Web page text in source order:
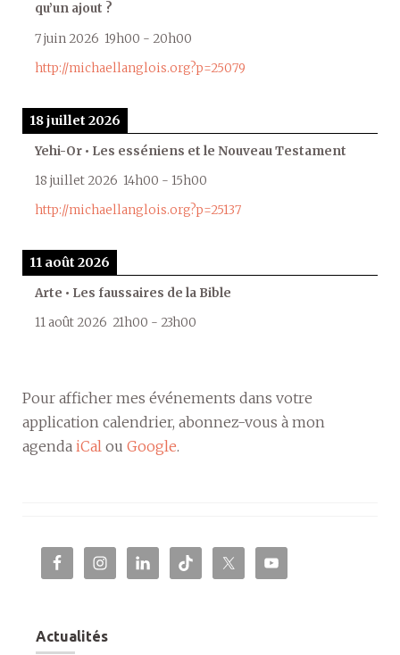
qu’un ajout ?
7 juin 2026 19h00 - 20h00
http://michaellanglois.org?p=25079
18 juillet 2026
Yehi-Or • Les esséniens et le Nouveau Testament
18 juillet 2026 14h00 - 15h00
http://michaellanglois.org?p=25137
11 août 2026
Arte • Les faussaires de la Bible
11 août 2026 21h00 - 23h00
Pour afficher mes événements dans votre
application calendrier, abonnez-vous à mon
agenda iCal ou Google.
Actualités